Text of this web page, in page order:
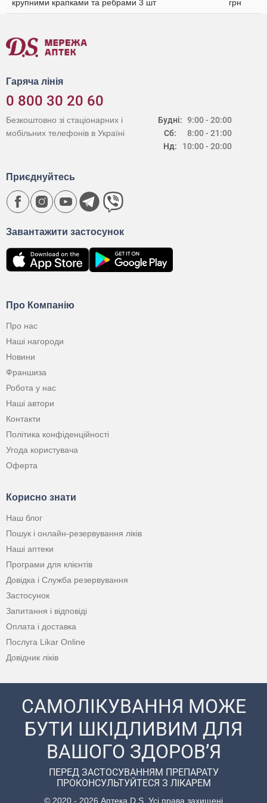
крупними крапками та ребрами 3 шт
грн
Гаряча лінія
0 800 30 20 60
Будні:
Сб:
Нд:
9:00 - 20:00
8:00 - 21:00
10:00 - 20:00
Безкоштовно зі стаціонарних і
мобільних телефонів в Україні
Про Компанію
Про нас
Наші нагороди
Новини
Франшиза
Робота у нас
Наші автори
Контакти
Політика конфіденційності
Угода користувача
Оферта
Корисно знати
Наш блог
Пошук і онлайн-резервування ліків
Наші аптеки
Програми для клієнтів
Довідка і Служба резервування
Застосунок
Запитання і відповіді
Оплата і доставка
Послуга Likar Online
Довідник ліків
Завантажити застосунок
Приєднуйтесь
САМОЛІКУВАННЯ МОЖЕ
БУТИ ШКІДЛИВИМ ДЛЯ
ВАШОГО ЗДОРОВ’Я
ПЕРЕД ЗАСТОСУВАННЯМ ПРЕПАРАТУ
ПРОКОНСУЛЬТУЙТЕСЯ З ЛІКАРЕМ
© 2020 - 2026 Аптека D.S. Усі права захищені